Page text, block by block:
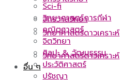
จักรวาลวิทยา
วิทยาศาสตร์ดาวเคราะห์
วิทยาศาสตร์ดาวเคราะห์
อื่น ๆ
Sci-fi
วิทยาศาสตร์การกีฬา
คณิตศาสตร์
จิตวิทยา
ศิลปะ & วัฒนธรรม
ประวัติศาสตร์
ปรัชญา